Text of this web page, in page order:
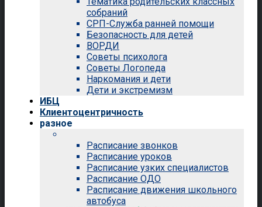
собраний
СРП-Служба ранней помощи
Безопасность для детей
ВОРДИ
Советы психолога
Советы Логопеда
Наркомания и дети
Дети и экстремизм
ИБЦ
Клиентоцентричность
разное
Расписание звонков
Расписание уроков
Расписание узких специалистов
Расписание ОДО
Расписание движения школьного
автобуса